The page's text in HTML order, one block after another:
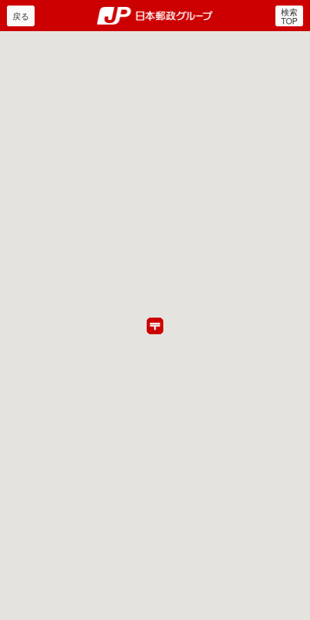
郵便局・日本郵政グルー
戻る 検索
TOP